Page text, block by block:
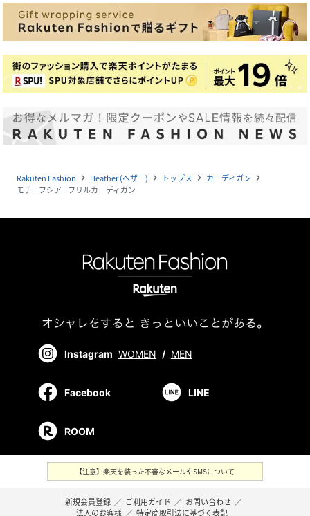
Rakuten Fashion navigate_next Heather (ヘザー) navigate_next トップス navigate_next カーディガン navigate_next
モチーフシアーフリルカーディガン
Instagram WOMEN / MEN
Facebook LINE
ROOM
【注意】楽天を装った不審なメールやSMSについて
新規会員登録 ／ ご利用ガイド ／ お問い合わせ ／
法人のお客様 ／ 特定商取引法に基づく表記